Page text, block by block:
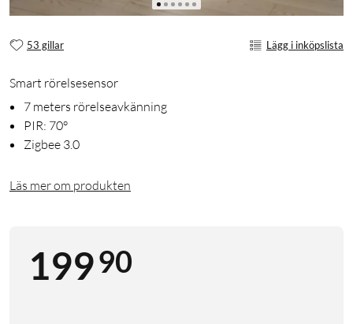
53 gillar Lägg i inköpslista
Smart rörelsesensor
7 meters rörelseavkänning
PIR: 70°
Zigbee 3.0
Läs mer om produkten
19990